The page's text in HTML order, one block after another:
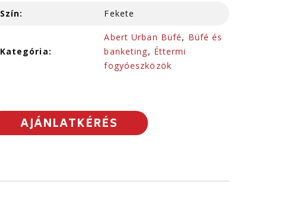
Szín: Fekete
Kategória:
Abert Urban Büfé, Büfé és
banketing, Éttermi
fogyóeszközök
AJÁNLATKÉRÉS